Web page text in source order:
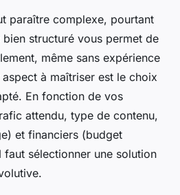
paraître complexe, pourtant
structuré vous permet de
même sans expérience
à maîtriser est le choix
En fonction de vos
attendu, type de contenu,
et financiers (budget
faut sélectionner une solution